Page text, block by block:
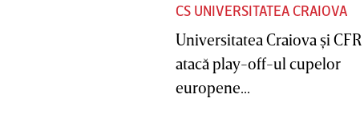
CS UNIVERSITATEA CRAIOVA
Universitatea Craiova şi
atacă play-off-ul cupelor
europene...